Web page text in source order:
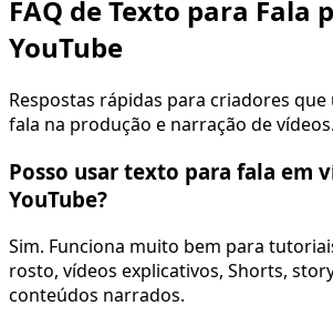
FAQ de Texto para Fala
YouTube
Respostas rápidas para criadores
fala na produção e narração de vídeos.
Posso usar texto para fala em
YouTube?
Sim. Funciona muito bem para
rosto, vídeos explicativos, Shorts,
conteúdos narrados.